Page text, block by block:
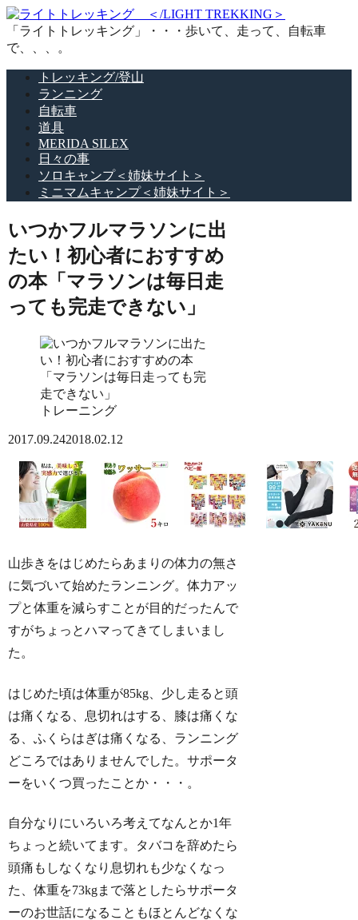
「ライトトレッキング」・・・歩いて、走って、自転車
で、、、。
トレッキング/登山
ランニング
自転車
道具
MERIDA SILEX
日々の事
ソロキャンプ＜姉妹サイト＞
ミニマムキャンプ＜姉妹サイト＞
いつかフルマラソンに出
たい！初心者におすすめ
の本「マラソンは毎日走
っても完走できない」
トレーニング
2017.09.242018.02.12
山歩きをはじめたらあまりの体力の無さ
に気づいて始めたランニング。体力アッ
プと体重を減らすことが目的だったんで
すがちょっとハマってきてしまいまし
た。
はじめた頃は体重が85kg、少し走ると頭
は痛くなる、息切れはする、膝は痛くな
る、ふくらはぎは痛くなる、ランニング
どころではありませんでした。サポータ
ーをいくつ買ったことか・・・。
自分なりにいろいろ考えてなんとか1年
ちょっと続いてます。タバコを辞めたら
頭痛もしなくなり息切れも少なくなっ
た、体重を73kgまで落としたらサポータ
ーのお世話になることもほとんどなくな